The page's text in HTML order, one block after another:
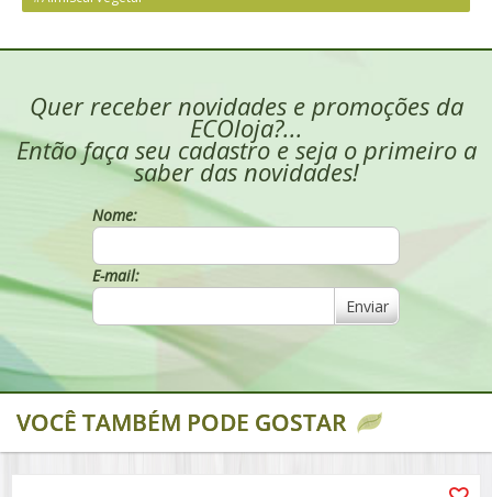
Quer receber novidades e promoções da
ECOloja?...
Então faça seu cadastro e seja o primeiro a
saber das novidades!
Nome:
E-mail:
Enviar
VOCÊ TAMBÉM PODE GOSTAR